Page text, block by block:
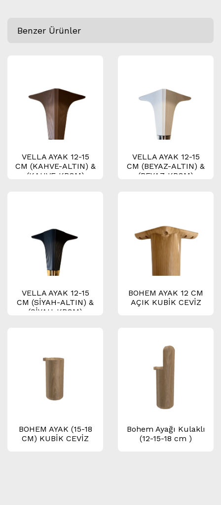
Benzer Ürünler
VELLA AYAK 12-15
CM (KAHVE-ALTIN) &
(KAHVE-KROM)
VELLA AYAK 12-15
CM (BEYAZ-ALTIN) &
(BEYAZ-KROM)
VELLA AYAK 12-15
CM (SİYAH-ALTIN) &
(SİYAH-KROM)
BOHEM AYAK 12 CM
AÇIK KUBİK CEVİZ
BOHEM AYAK (15-18
CM) KUBİK CEVİZ
Bohem Ayağı Kulaklı
(12-15-18 cm )